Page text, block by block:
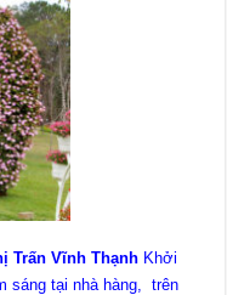
Trấn Vĩnh Thạnh Khởi
sáng tại nhà hàng, trên